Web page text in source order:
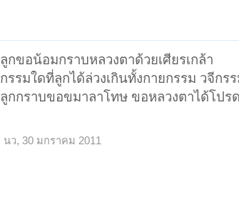
ลูกขอน้อมกราบหลวงตาด้วยเศียรเกล้า
กรรมใดที่ลูกได้ล่วงเกินทั้งกายกรรม วจีก
ลูกกราบขอขมาลาโทษ ขอหลวงตาได้โปร
นว, 30 มกราคม 2011